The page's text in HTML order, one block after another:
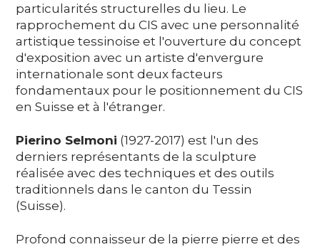
particularités structurelles du lieu. Le
rapprochement du CIS avec une personnalité
artistique tessinoise et l'ouverture du concept
d'exposition avec un artiste d'envergure
internationale sont deux facteurs
fondamentaux pour le positionnement du CIS
en Suisse et à l'étranger.
Pierino Selmoni (1927-2017) est l'un des
derniers représentants de la sculpture
réalisée avec des techniques et des outils
traditionnels dans le canton du Tessin
(Suisse).
Profond connaisseur de la pierre pierre et des